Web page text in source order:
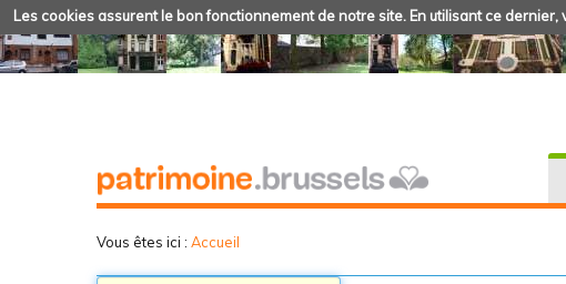
Les cookies assurent le bon fonctionnement de notre site. En utilisant ce
Vous êtes ici : Accueil